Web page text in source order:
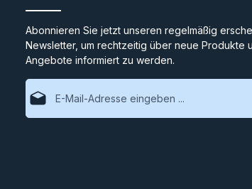
Abonnieren Sie jetzt unseren regelmäßig
Newsletter, um rechtzeitig über neue Produkte
Angebote informiert zu werden.
E-Mail-Adresse*